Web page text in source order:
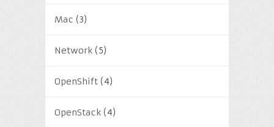
Mac (3)
Network(5)
OpenShift(4)
OpenStack(4)